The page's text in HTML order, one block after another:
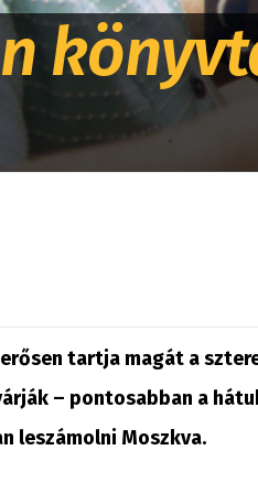
tartja magát a
– pontosabban a
leszámolni Moszkva.